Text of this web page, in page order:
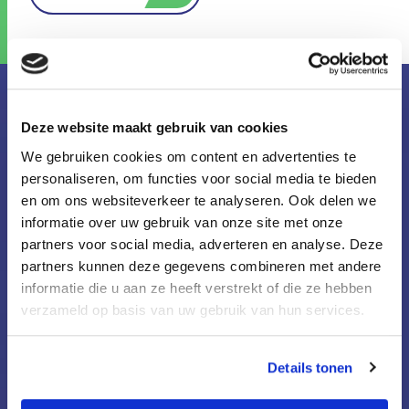
Deze website maakt gebruik van cookies
We gebruiken cookies om content en advertenties te
personaliseren, om functies voor social media te bieden
en om ons websiteverkeer te analyseren. Ook delen we
informatie over uw gebruik van onze site met onze
partners voor social media, adverteren en analyse. Deze
partners kunnen deze gegevens combineren met andere
informatie die u aan ze heeft verstrekt of die ze hebben
verzameld op basis van uw gebruik van hun services.
Details tonen
Meer nieuws